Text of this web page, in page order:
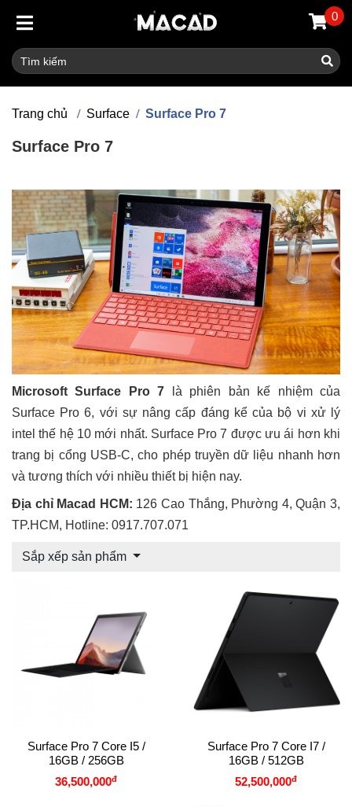
0
Trang chủ Surface Surface Pro 7
Surface Pro 7
Microsoft Surface Pro 7 là phiên bản kế nhiệm của
Surface Pro 6, với sự nâng cấp đáng kể của bộ vi xử lý
intel thế hệ 10 mới nhất. Surface Pro 7 được ưu ái hơn khi
trang bị cổng USB-C, cho phép truyền dữ liệu nhanh hơn
và tương thích với nhiều thiết bị hiện nay.
Địa chỉ Macad HCM: 126 Cao Thắng, Phường 4, Quận 3,
TP.HCM, Hotline: 0917.707.071
Sắp xếp sản phẩm
Surface Pro 7 Core I5 /
16GB / 256GB
36,500,000đ
Surface Pro 7 Core I7 /
16GB / 512GB
52,500,000đ